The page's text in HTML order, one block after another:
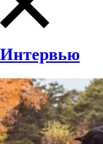
Интервью